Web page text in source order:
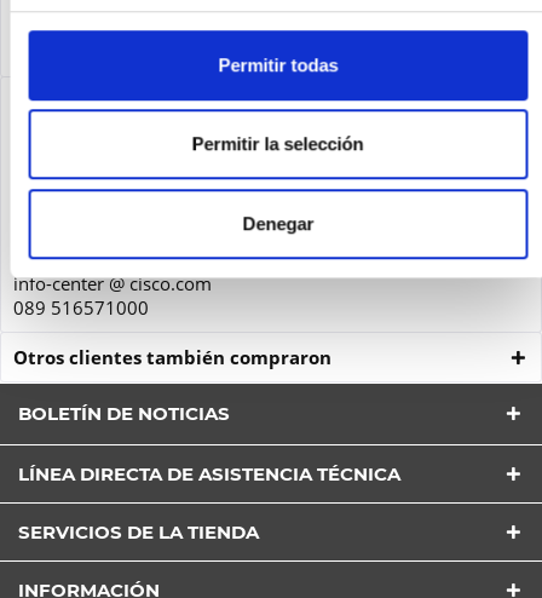
Permitir todas
Permitir la selección
Denegar
Los campos con * son obligatorios
Service
Seguridad de los productos
Deutschland
info-center @ cisco.com
089 516571000
Otros clientes también compraron
BOLETÍN DE NOTICIAS
LÍNEA DIRECTA DE ASISTENCIA TÉCNICA
SERVICIOS DE LA TIENDA
INFORMACIÓN